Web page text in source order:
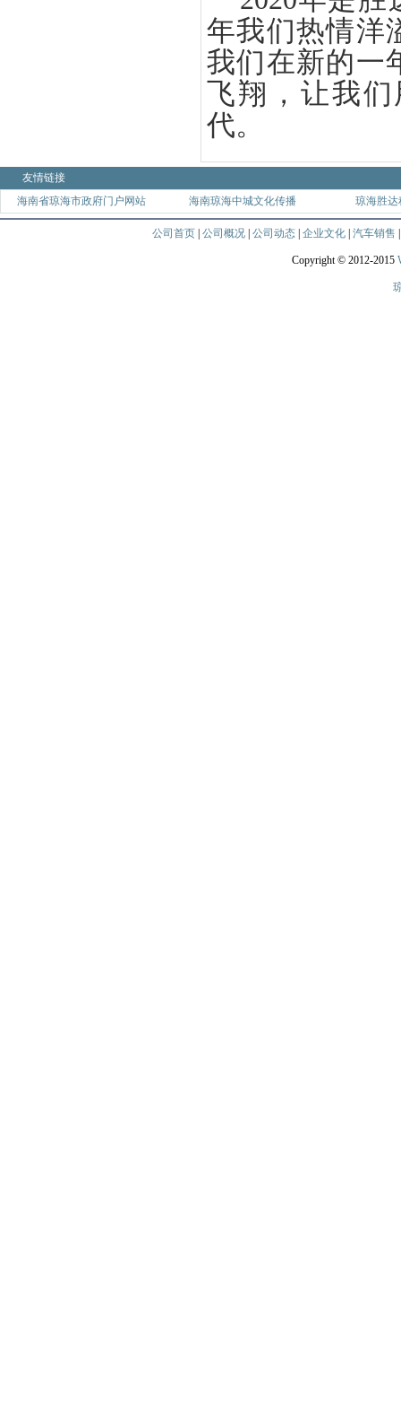
年我们热情洋
我们在新的一
飞翔，让我
代。
友情链接
海南省琼海市政府门户网站
海南琼海中城文化传播 琼海胜达
公司首页| 公司概况| 公司动态| 企业文化| 汽车销售
Copyright © 2012-2015